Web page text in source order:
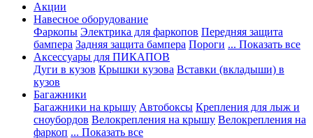
Акции
Навесное оборудование
Фаркопы Электрика для фаркопов Передняя защита
бампера Задняя защита бампера Пороги ... Показать все
Аксессуары для ПИКАПОВ
Дуги в кузов Крышки кузова Вставки (вкладыши) в
кузов
Багажники
Багажники на крышу Автобоксы Крепления для лыж и
сноубордов Велокрепления на крышу Велокрепления на
фаркоп ... Показать все